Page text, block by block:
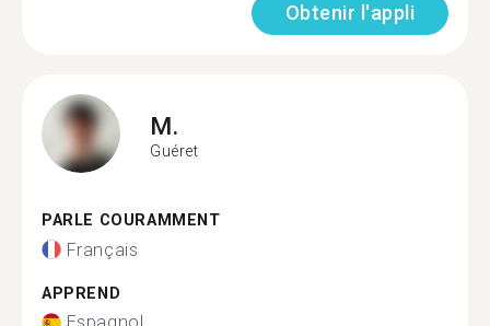
Obtenir l'appli
M.
Guéret
PARLE COURAMMENT
Français
APPREND